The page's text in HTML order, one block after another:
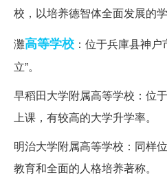
校，以培养德智体全面发展的学
灘高等学校 ：位于兵庫县神
立”。
早稻田大学附属高等学校：位
上课，有较高的大学升学率。
明治大学附属高等学校：同样
教育和全面的人格培养著称。